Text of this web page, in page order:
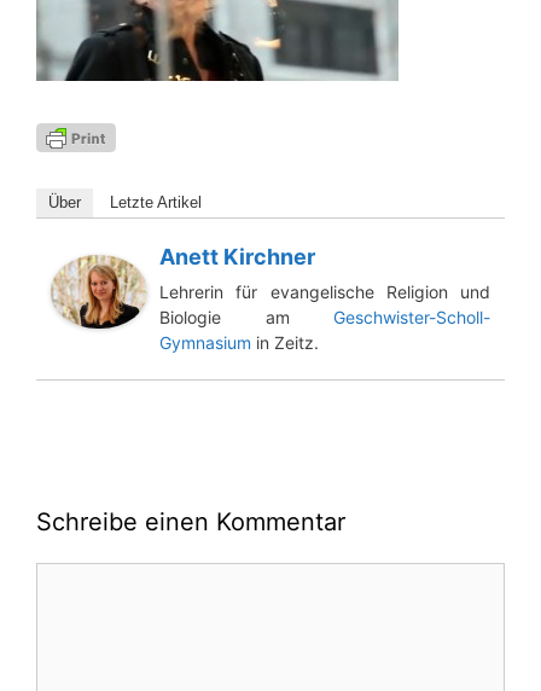
Über Letz­te Artikel
Anett Kirchner
Lehrerin für evangelische Religion und
Biologie am Geschwister-Scholl-
Gymnasium in Zeitz.
Schreibe einen Kommentar